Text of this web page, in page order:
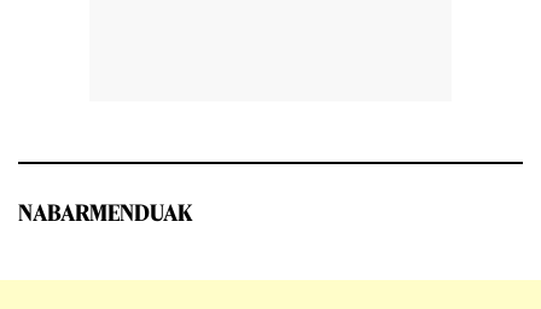
NABARMENDUAK